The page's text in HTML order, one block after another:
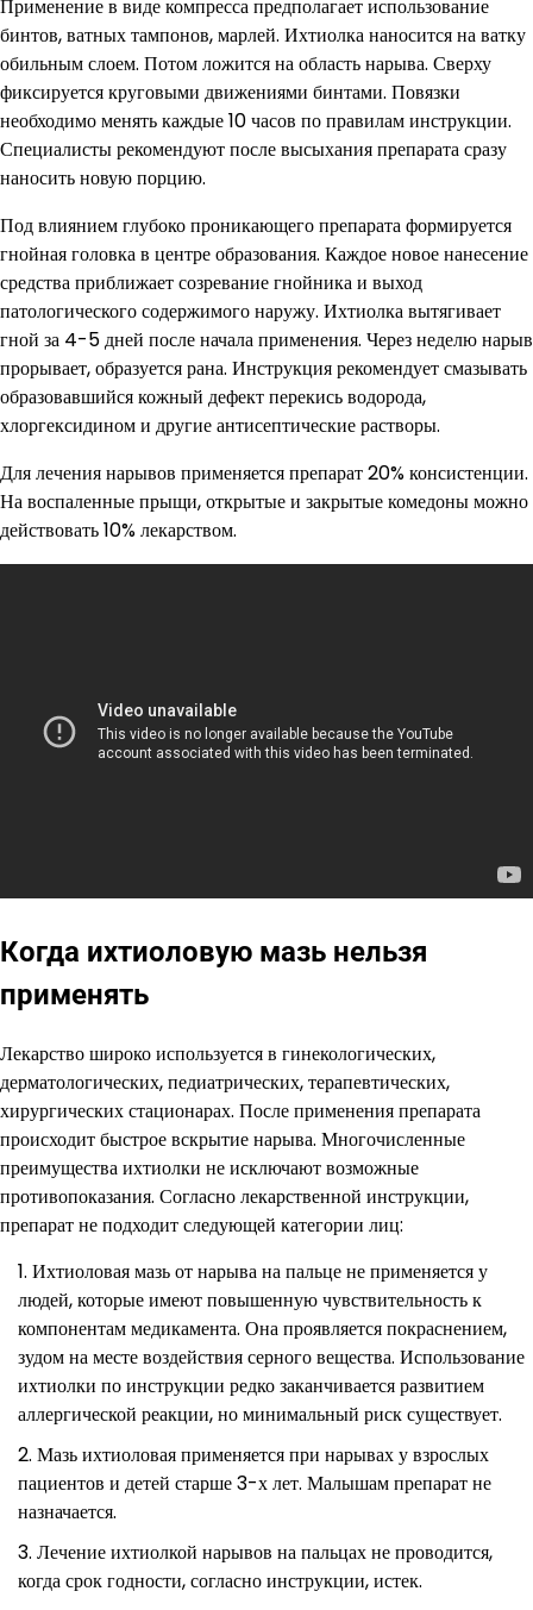
Применение в виде компресса предполагает использование
бинтов, ватных тампонов, марлей. Ихтиолка наносится на ватку
обильным слоем. Потом ложится на область нарыва. Сверху
фиксируется круговыми движениями бинтами. Повязки
необходимо менять каждые 10 часов по правилам инструкции.
Специалисты рекомендуют после высыхания препарата сразу
наносить новую порцию.
Под влиянием глубоко проникающего препарата формируется
гнойная головка в центре образования. Каждое новое нанесение
средства приближает созревание гнойника и выход
патологического содержимого наружу. Ихтиолка вытягивает
гной за 4-5 дней после начала применения. Через неделю нарыв
прорывает, образуется рана. Инструкция рекомендует смазывать
образовавшийся кожный дефект перекись водорода,
хлоргексидином и другие антисептические растворы.
Для лечения нарывов применяется препарат 20% консистенции.
На воспаленные прыщи, открытые и закрытые комедоны можно
действовать 10% лекарством.
Когда ихтиоловую мазь нельзя
применять
Лекарство широко используется в гинекологических,
дерматологических, педиатрических, терапевтических,
хирургических стационарах. После применения препарата
происходит быстрое вскрытие нарыва. Многочисленные
преимущества ихтиолки не исключают возможные
противопоказания. Согласно лекарственной инструкции,
препарат не подходит следующей категории лиц:
Ихтиоловая мазь от нарыва на пальце не применяется у
людей, которые имеют повышенную чувствительность к
компонентам медикамента. Она проявляется покраснением,
зудом на месте воздействия серного вещества. Использование
ихтиолки по инструкции редко заканчивается развитием
аллергической реакции, но минимальный риск существует.
Мазь ихтиоловая применяется при нарывах у взрослых
пациентов и детей старше 3-х лет. Малышам препарат не
назначается.
Лечение ихтиолкой нарывов на пальцах не проводится,
когда срок годности, согласно инструкции, истек.